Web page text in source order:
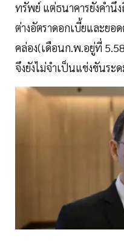
ทรัพย์ แต่ธนาคารยังคำนึ
ต่างอัตราดอกเบี้ยและยอ
คล่อง(เดือนก.พ.อยู่ที่
จึงยังไม่จำเป็นแข่งขันระ